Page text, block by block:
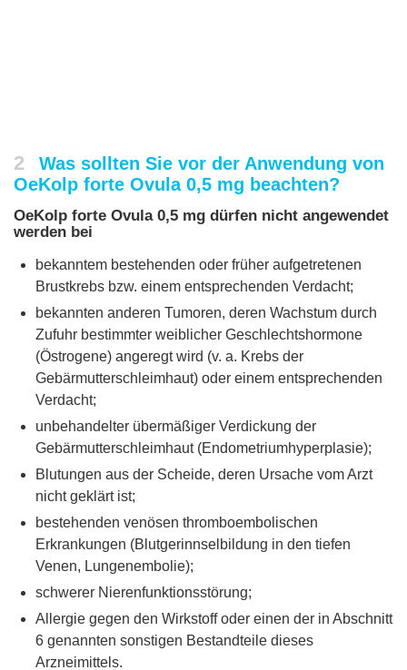
2
Was sollten Sie vor der Anwendung von
OeKolp forte Ovula 0,5 mg beachten?
OeKolp forte Ovula 0,5 mg dürfen nicht angewendet
werden bei
bekanntem bestehenden oder früher aufgetretenen
Brustkrebs bzw. einem entsprechenden Verdacht;
bekannten anderen Tumoren, deren Wachstum durch
Zufuhr bestimmter weiblicher Geschlechtshormone
(Östrogene) angeregt wird (v. a. Krebs der
Gebärmutterschleimhaut) oder einem entsprechenden
Verdacht;
unbehandelter übermäßiger Verdickung der
Gebärmutterschleimhaut (Endometriumhyperplasie);
Blutungen aus der Scheide, deren Ursache vom Arzt
nicht geklärt ist;
bestehenden venösen thromboembolischen
Erkrankungen (Blutgerinnselbildung in den tiefen
Venen, Lungenembolie);
schwerer Nierenfunktionsstörung;
Allergie gegen den Wirkstoff oder einen der in Abschnitt
6 genannten sonstigen Bestandteile dieses
Arzneimittels.